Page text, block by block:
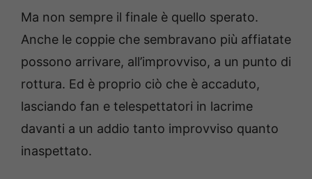
Ma non sempre il finale è quello sperato.
Anche le coppie che sembravano più affiatate
possono arrivare, all’improvviso, a un punto di
rottura. Ed è proprio ciò che è accaduto,
lasciando fan e telespettatori in lacrime
davanti a un addio tanto improvviso quanto
inaspettato.